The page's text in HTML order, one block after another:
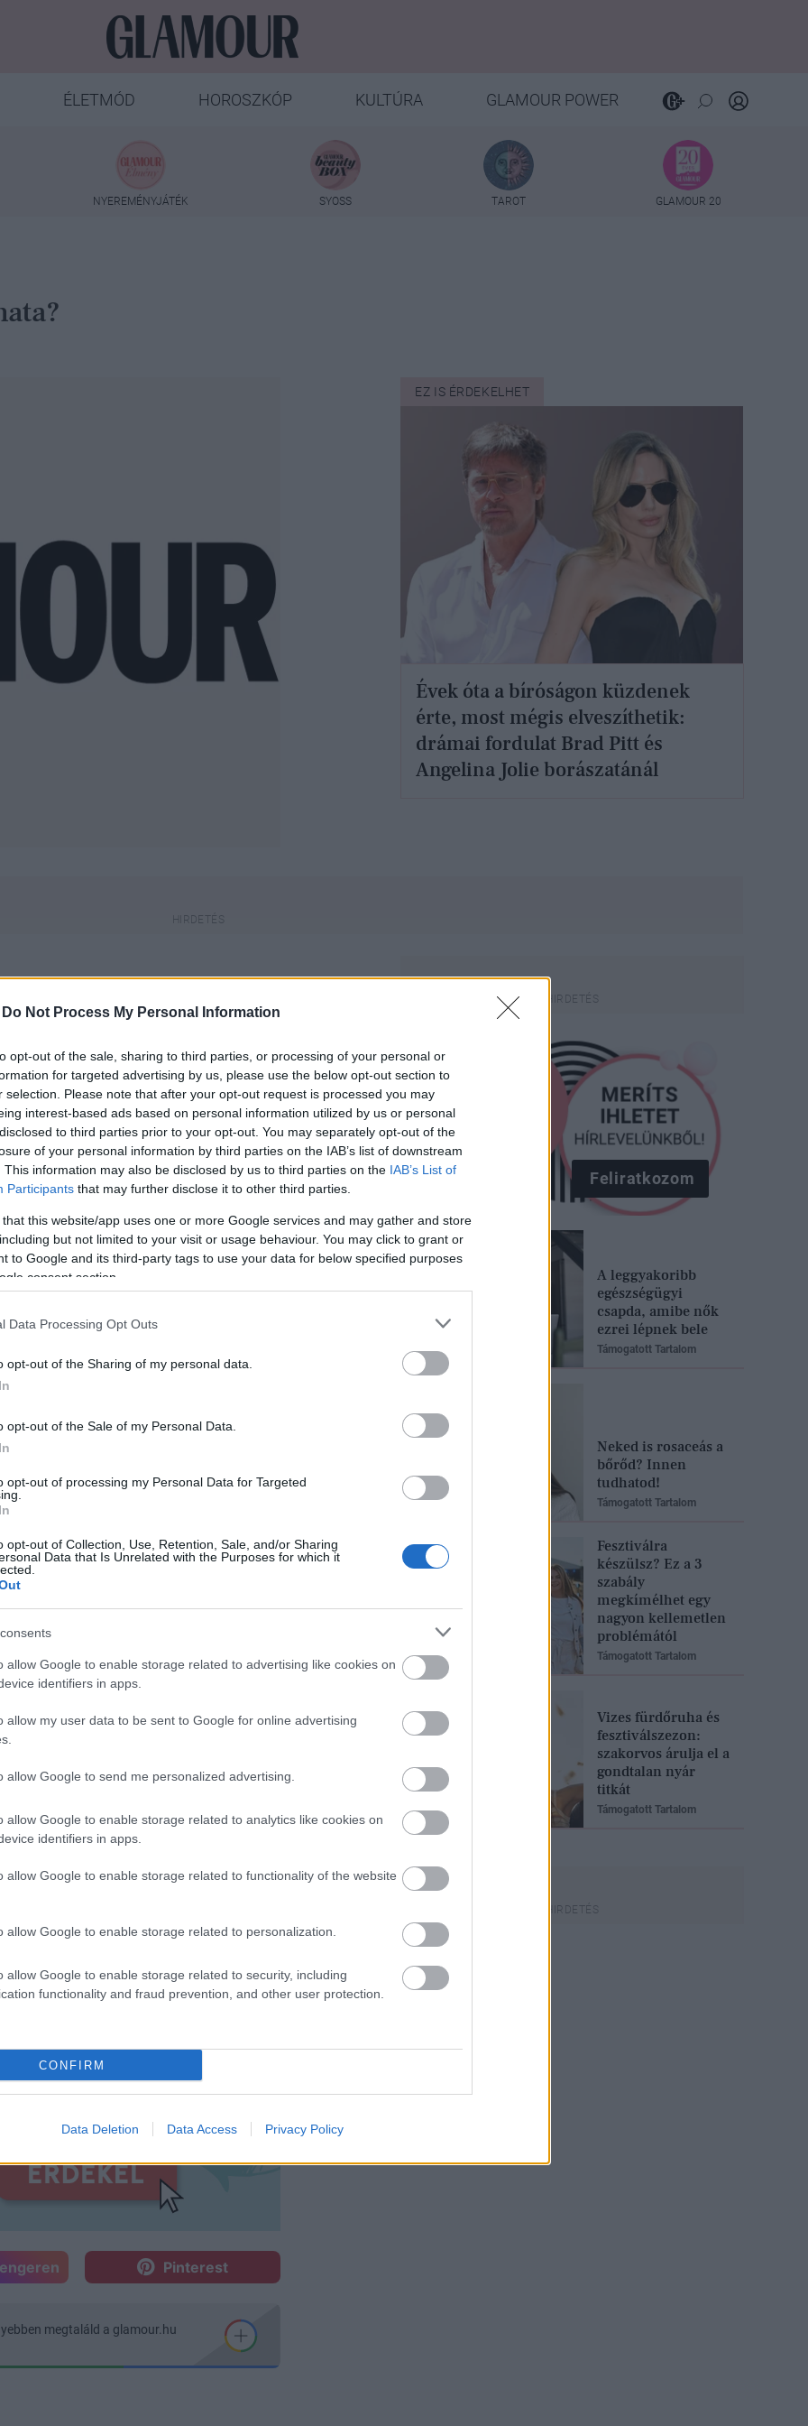
Do Not Process My Personal Information
opt-out of the sale, sharing to third parties, or processing of your personal or
for targeted advertising by us, please use the below opt-out section to
selection. Please note that after your opt-out request is processed you may
interest-based ads based on personal information utilized by us or personal
to third parties prior to your opt-out. You may separately opt-out of the
of your personal information by third parties on the IAB’s list of downstream
This information may also be disclosed by us to third parties on the IAB’s List of
Participants that may further disclose it to other third parties.
that this website/app uses one or more Google services and may gather and store
but not limited to your visit or usage behaviour. You may click to grant or
to Google and its third-party tags to use your data for below specified purposes
consent section.
Data Processing Opt Outs
opt-out of the Sharing of my personal data.
opt-out of the Sale of my Personal Data.
opt-out of processing my Personal Data for Targeted
opt-out of Collection, Use, Retention, Sale, and/or Sharing
Data that Is Unrelated with the Purposes for which it
allow Google to enable storage related to advertising like cookies on
identifiers in apps.
allow my user data to be sent to Google for online advertising
allow Google to send me personalized advertising.
allow Google to enable storage related to analytics like cookies on
identifiers in apps.
allow Google to enable storage related to functionality of the website
allow Google to enable storage related to personalization.
allow Google to enable storage related to security, including
functionality and fraud prevention, and other user protection.
CONFIRM
Data Deletion Data Access Privacy Policy
ÉLETMÓD HOROSZKÓP KULTÚRA GLAMOUR POWER
NYEREMÉNYJÁTÉK SYOSS TAROT GLAMOUR 20
EZ IS ÉRDEKELHET
Évek óta a bíróságon küzdenek
érte, most mégis elveszíthetik:
drámai fordulat Brad Pitt és
Angelina Jolie borászatánál
benne lévő információk elavultak
Pinterest
hazai futárcégek közül elsőként,
vidéki városokban
8 fővárosi és 18 vidéki helyszínen
további automaták telepítése is.
vehetik át az ügyfelek. Előnye,
biztosított a csomaghoz való
otthonra vagy munkahelyre
helyeken találhatóak.A
e-mail címét,
a kézbesítést. A Magyar Posta
a kiválasztott
az átvételhez szükséges azonosító
a nap 24 órájában, sorban állás
őrzése az automatához
5 vagy 10 napig.
Pinterest
megtaláld a glamour.hu
Feliratkozom
A leggyakoribb
egészségügyi
csapda, amibe nők
ezrei lépnek bele
Támogatott Tartalom
Neked is rosaceás a
bőrőd? Innen
tudhatod!
Támogatott Tartalom
Fesztiválra
készülsz? Ez a 3
szabály
megkímélhet egy
nagyon kellemetlen
problémától
Támogatott Tartalom
Vizes fürdőruha és
fesztiválszezon:
szakorvos árulja el a
gondtalan nyár
titkát
Támogatott Tartalom